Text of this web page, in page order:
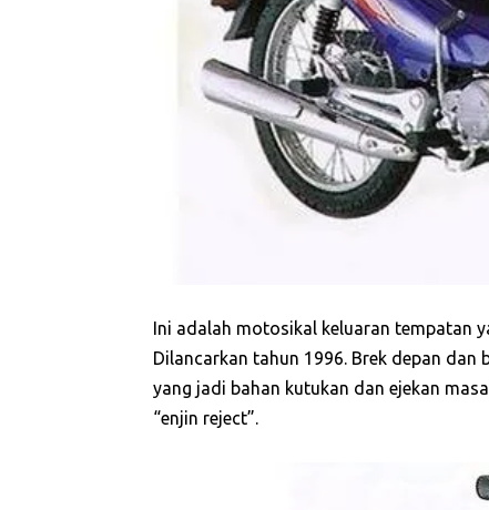
Ini adalah motosikal keluaran tempatan
Dilancarkan tahun 1996. Brek depan
yang jadi bahan kutukan dan ejekan
“enjin reject”.